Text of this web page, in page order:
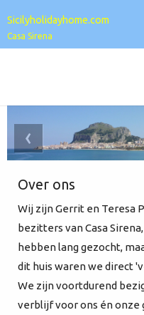
Sicilyholidayhome.com
Casa Sirena
‹
Over ons
Wij zijn Gerrit en Teresa
bezitters van Casa
hebben lang gezocht,
dit huis waren we direct
We zijn voortdurend
verblijf voor ons én onze